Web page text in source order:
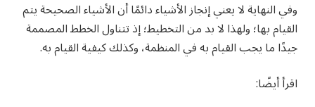
وفي النهاية لا يعني إنجاز الأشياء دائمًا أن الأشياء الصحيحة يتم
القيام بها؛ ولهذا لا بد من التخطيط؛ إذ تتناول الخطط المصممة
جيدًا ما يجب القيام به في المنظمة، وكذلك كيفية القيام به.
اقرأ أيضًا: